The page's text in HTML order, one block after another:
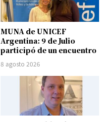
MUNA de UNICEF
Argentina: 9 de Julio
participó de un encuentro
8 agosto 2026